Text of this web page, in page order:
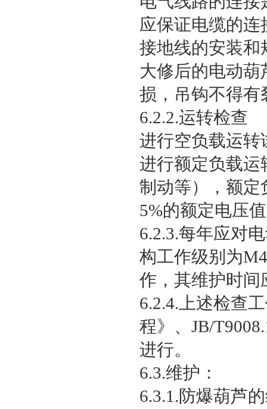
应保证电缆的
接地线的安装和
大修后的电动
损，吊钩不得有
6.2.2.运转检查
进行空负载运转
进行额定负载运
制动等），额定
5%的额定电压
6.2.3.每年应对
构工作级别为
作，其维护时间
6.2.4.上述检查
程》、JB/
进行。
6.3.维护：
6.3.1.防爆葫芦